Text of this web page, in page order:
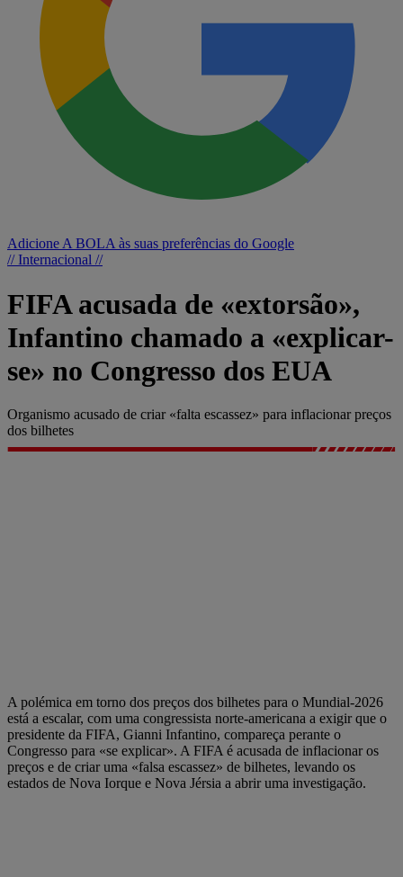
Adicione A BOLA às suas preferências do Google
// Internacional //
FIFA acusada de «extorsão»,
Infantino chamado a «explicar-
se» no Congresso dos EUA
Organismo acusado de criar «falta escassez» para inflacionar preços
dos bilhetes
A polémica em torno dos preços dos bilhetes para o Mundial-2026
está a escalar, com uma congressista norte-americana a exigir que o
presidente da FIFA, Gianni Infantino, compareça perante o
Congresso para «se explicar». A FIFA é acusada de inflacionar os
preços e de criar uma «falsa escassez» de bilhetes, levando os
estados de Nova Iorque e Nova Jérsia a abrir uma investigação.